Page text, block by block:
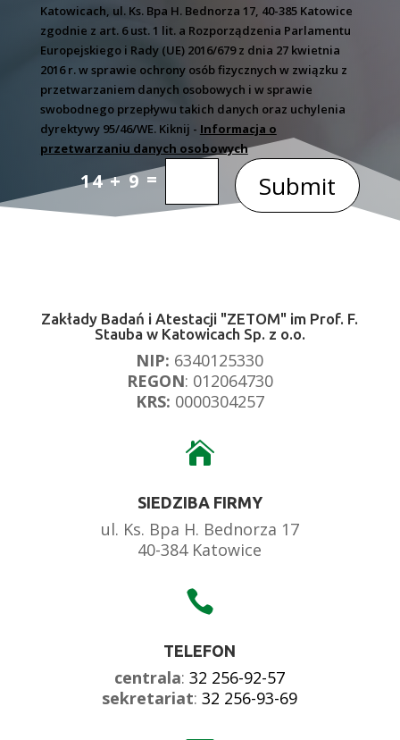
Katowicach, ul. Ks. Bpa H. Bednorza 17, 40-385 Katowice
zgodnie z art. 6 ust. 1 lit. a Rozporządzenia Parlamentu
Europejskiego i Rady (UE) 2016/679 z dnia 27 kwietnia
2016 r. w sprawie ochrony osób fizycznych w związku z
przetwarzaniem danych osobowych i w sprawie
swobodnego przepływu takich danych oraz uchylenia
dyrektywy 95/46/WE. Kiknij - Informacja o
przetwarzaniu danych osobowych
14 + 9= Submit
Zakłady Badań i Atestacji "ZETOM" im Prof. F.
Stauba w Katowicach Sp. z o.o.
NIP: 6340125330
REGON: 012064730
KRS: 0000304257

SIEDZIBA FIRMY
ul. Ks. Bpa H. Bednorza 17
40-384 Katowice

TELEFON
centrala: 32 256-92-57
sekretariat:32 256-93-69